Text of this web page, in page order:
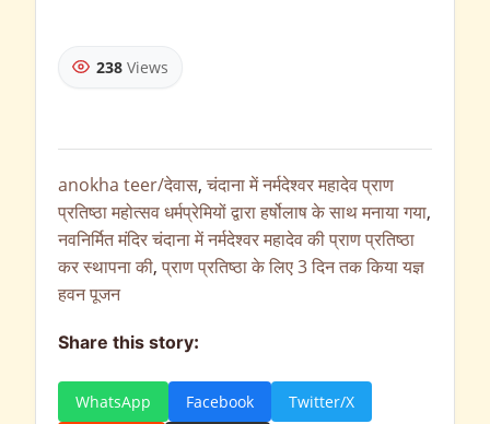
238 Views
anokha teer/देवास, चंदाना में नर्मदेश्वर महादेव प्राण
प्रतिष्ठा महोत्सव धर्मप्रेमियों द्वारा हर्षोलाष के साथ मनाया गया,
नवनिर्मित मंदिर चंदाना में नर्मदेश्वर महादेव की प्राण प्रतिष्ठा
कर स्थापना की, प्राण प्रतिष्ठा के लिए 3 दिन तक किया यज्ञ
हवन पूजन
Share this story:
WhatsApp Facebook
Twitter/X